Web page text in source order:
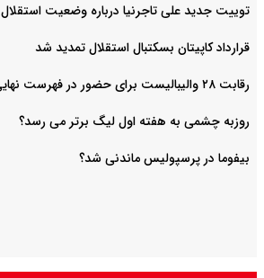
توییت جدید علی تاجرنیا درباره وضعیت استقلال
قرارداد کاپیتان بسکتبال استقلال تمدید شد
رقابت ۲۸ والیبالیست برای حضور در فهرست نهایی
روزبه چشمی به هفته اول لیگ برتر می رسد؟
بیفوما در پرسپولیس ماندنی شد؟